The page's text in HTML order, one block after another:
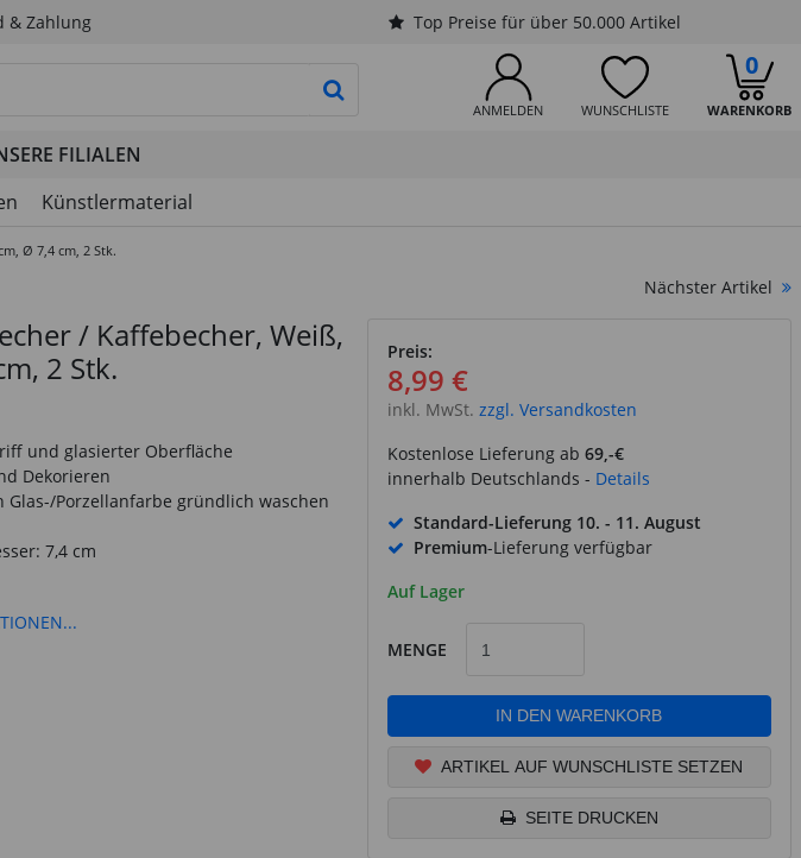
& Zahlung Top Preise für über 50.000 Artikel
ANMELDEN WUNSCHLISTE WARENKORB
0
PRODUKTSUCHE STARTEN
FILIALEN
Künstlermaterial
Ø 7,4 cm, 2 Stk.
Nächster Artikel
/ Kaffebecher, Weiß,
2 Stk.
und glasierter Oberfläche
Dekorieren
Glas-/Porzellanfarbe gründlich waschen
7,4 cm
Preis:
8,99 €
inkl. MwSt. zzgl. Versandkosten
Kostenlose Lieferung ab 69,-€
innerhalb Deutschlands - Details
Standard-Lieferung 10. - 11. August
Premium-Lieferung verfügbar
Auf Lager
MENGE
IN DEN WARENKORB
ARTIKEL AUF WUNSCHLISTE SETZEN
SEITE DRUCKEN